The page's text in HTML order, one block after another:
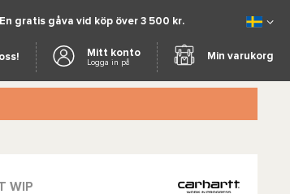
En gratis gåva vid köp över 3 500 kr.
Mitt konto
Logga in på
Min varukorg
WIP